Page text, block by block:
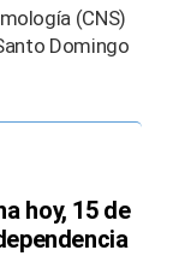
(CNS)
Domingo
hoy, 15 de